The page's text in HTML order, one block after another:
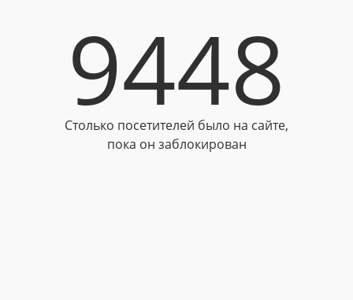
9448
Столько посетителей было на сайте,
пока он заблокирован